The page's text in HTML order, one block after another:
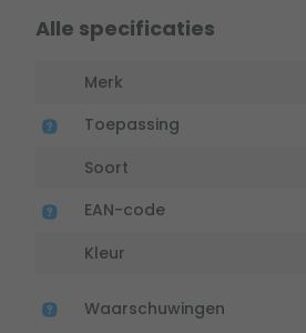
Alle specificaties
Merk
Toepassing
Soort
EAN-code
Kleur
Waarschuwingen